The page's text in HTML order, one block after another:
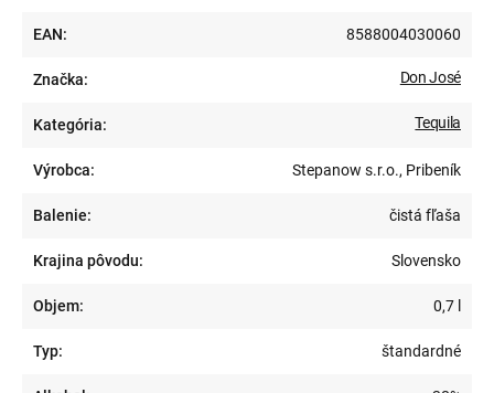
EAN: 8588004030060
Značka: Don José
Kategória: Tequila
Výrobca: Stepanow s.r.o., Pribeník
Balenie: čistá fľaša
Krajina pôvodu: Slovensko
Objem: 0,7 l
Typ: štandardné